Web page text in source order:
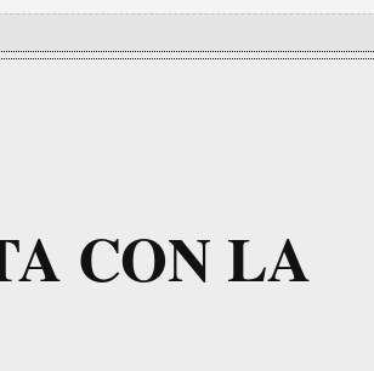
CON LA